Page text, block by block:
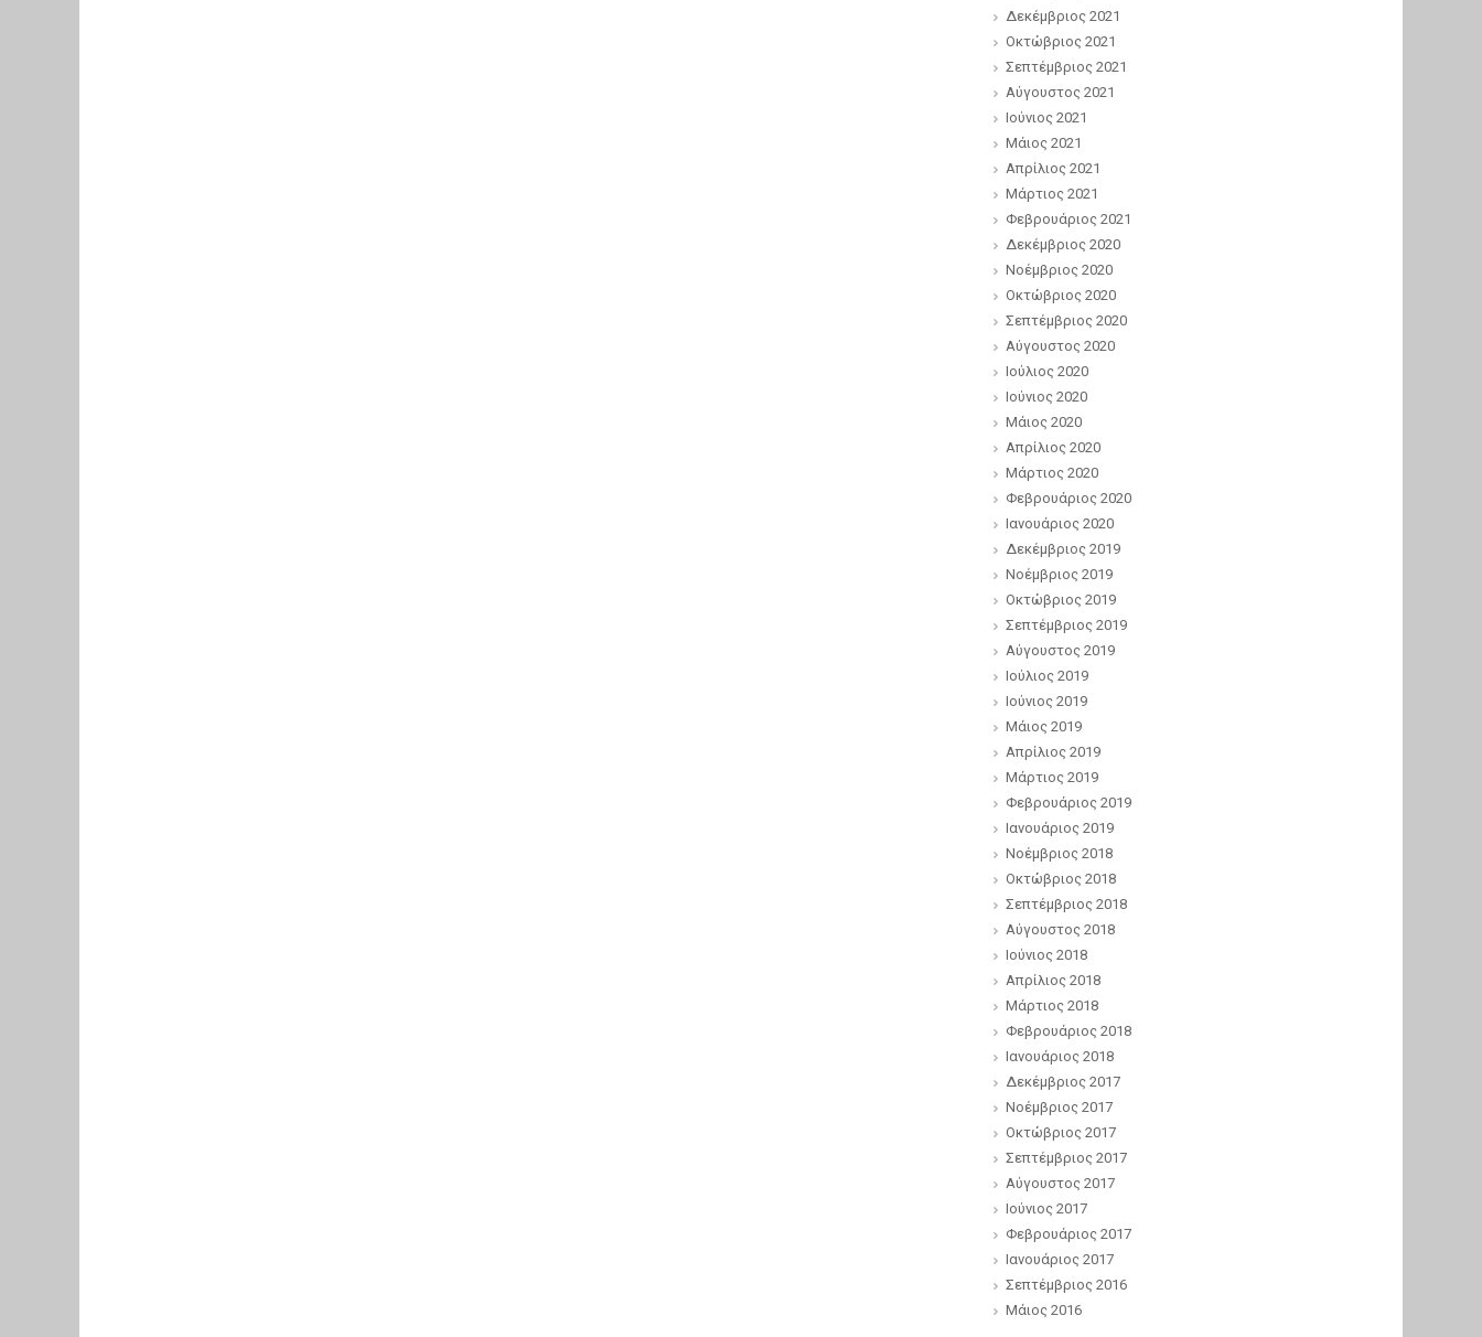
Δεκέμβριος 2021
Οκτώβριος 2021
Σεπτέμβριος 2021
Αύγουστος 2021
Ιούνιος 2021
Μάιος 2021
Απρίλιος 2021
Μάρτιος 2021
Φεβρουάριος 2021
Δεκέμβριος 2020
Νοέμβριος 2020
Οκτώβριος 2020
Σεπτέμβριος 2020
Αύγουστος 2020
Ιούλιος 2020
Ιούνιος 2020
Μάιος 2020
Απρίλιος 2020
Μάρτιος 2020
Φεβρουάριος 2020
Ιανουάριος 2020
Δεκέμβριος 2019
Νοέμβριος 2019
Οκτώβριος 2019
Σεπτέμβριος 2019
Αύγουστος 2019
Ιούλιος 2019
Ιούνιος 2019
Μάιος 2019
Απρίλιος 2019
Μάρτιος 2019
Φεβρουάριος 2019
Ιανουάριος 2019
Νοέμβριος 2018
Οκτώβριος 2018
Σεπτέμβριος 2018
Αύγουστος 2018
Ιούνιος 2018
Απρίλιος 2018
Μάρτιος 2018
Φεβρουάριος 2018
Ιανουάριος 2018
Δεκέμβριος 2017
Νοέμβριος 2017
Οκτώβριος 2017
Σεπτέμβριος 2017
Αύγουστος 2017
Ιούνιος 2017
Φεβρουάριος 2017
Ιανουάριος 2017
Σεπτέμβριος 2016
Μάιος 2016